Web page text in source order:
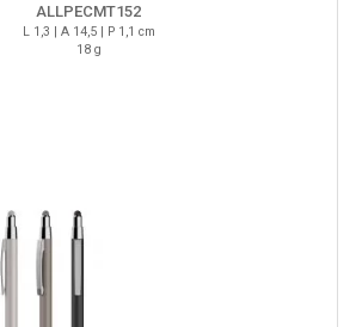
ALLPECMT152
L 1,3 | A 14,5 | P 1,1 cm
18 g